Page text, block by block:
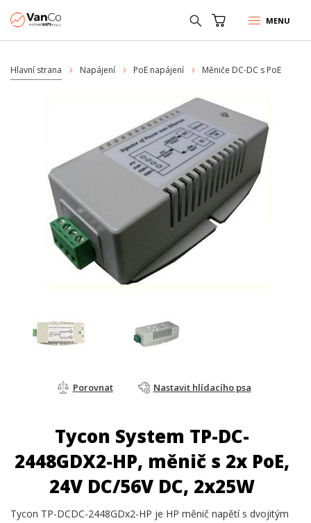
MENU
Hlavní strana Napájení PoE napájení Měniče DC-DC s PoE
Porovnat Nastavit hlídacího psa
Tycon System TP-DC-
2448GDX2-HP, měnič s 2x PoE,
24V DC/56V DC, 2x25W
Tycon TP-DCDC-2448GDx2-HP je HP měnič napětí s dvojitým